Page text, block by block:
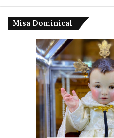
Misa Dominical